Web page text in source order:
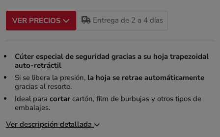
VER PRECIOS Entrega de 2 a 4 días
Cúter especial de seguridad gracias a su hoja trapezoidal
auto-retráctil
Si se libera la presión, la hoja se retrae automáticamente
gracias al resorte.
Ideal para cortarcartón, film de burbujas y otros tipos de
embalajes.
Ver descripción detallada